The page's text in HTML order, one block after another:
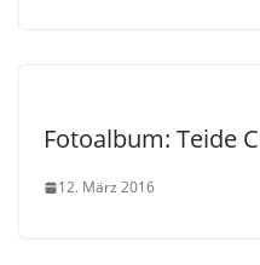
Fotoalbum: Teide
12. März 2016